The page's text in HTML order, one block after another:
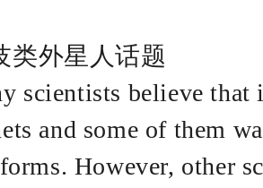
类外星人话题
scientists believe
and some of them
However, other